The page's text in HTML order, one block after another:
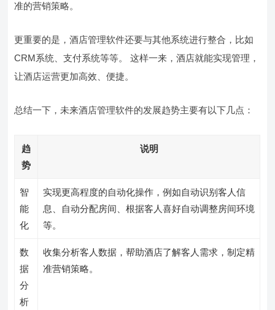
准的营销策略。
更重要的是，酒店管理软件还要与其他系统进行整合，比如
CRM系统、支付系统等等。 这样一来，酒店就能实现管理，
让酒店运营更加高效、便捷。
总结一下，未来酒店管理软件的发展趋势主要有以下几点：
趋
势
说明
智
能
化
实现更高程度的自动化操作，例如自动识别客人信
息、自动分配房间、根据客人喜好自动调整房间环境
等。
数
据
分
析
收集分析客人数据，帮助酒店了解客人需求，制定精
准营销策略。